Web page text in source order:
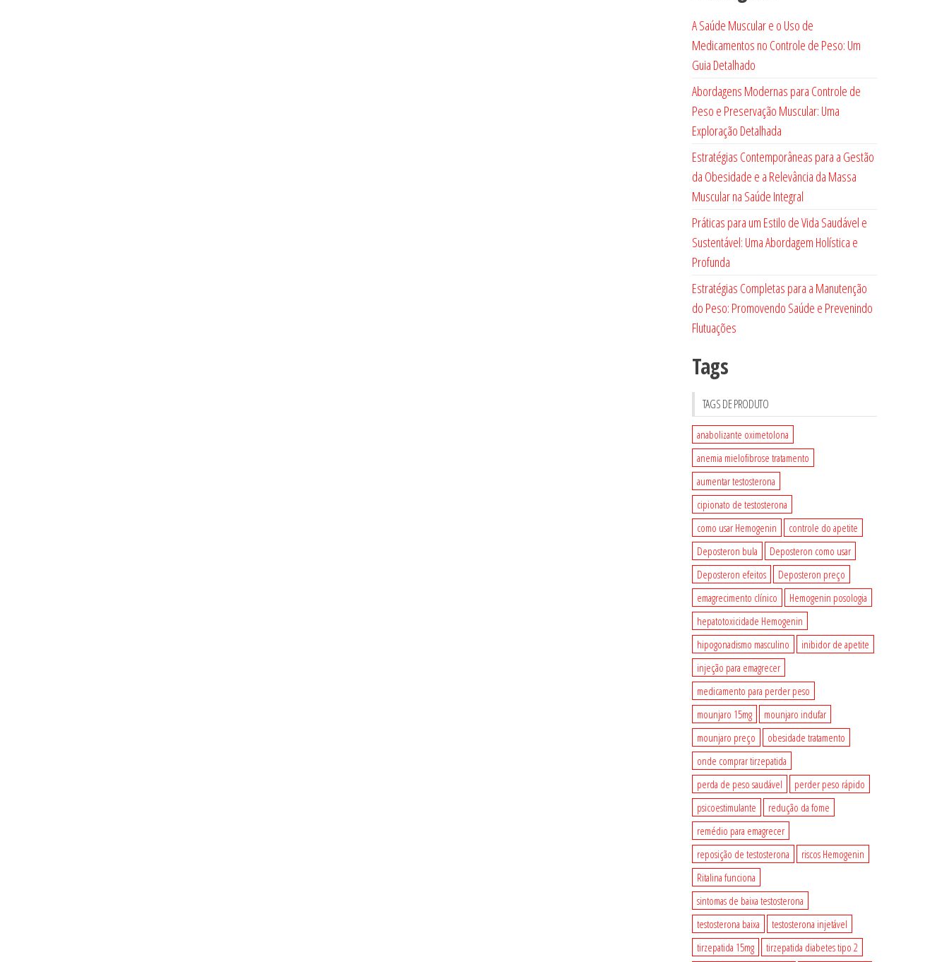
A Saúde Muscular e o Uso de
Medicamentos no Controle de Peso: Um
Guia Detalhado
Abordagens Modernas para Controle de
Peso e Preservação Muscular: Uma
Exploração Detalhada
Estratégias Contemporâneas para a Gestão
da Obesidade e a Relevância da Massa
Muscular na Saúde Integral
Práticas para um Estilo de Vida Saudável e
Sustentável: Uma Abordagem Holística e
Profunda
Estratégias Completas para a Manutenção
do Peso: Promovendo Saúde e Prevenindo
Flutuações
Tags
TAGS DE PRODUTO
anabolizante oximetolona
anemia mielofibrose tratamento
aumentar testosterona
cipionato de testosterona
como usar Hemogenin
controle do apetite
Deposteron bula
Deposteron como usar
Deposteron efeitos
Deposteron preço
emagrecimento clínico
Hemogenin posologia
hepatotoxicidade Hemogenin
hipogonadismo masculino
inibidor de apetite
injeção para emagrecer
medicamento para perder peso
mounjaro 15mg
mounjaro indufar
mounjaro preço
obesidade tratamento
onde comprar tirzepatida
perda de peso saudável
perder peso rápido
psicoestimulante
redução da fome
remédio para emagrecer
reposição de testosterona
riscos Hemogenin
Ritalina funciona
sintomas de baixa testosterona
testosterona baixa
testosterona injetável
tirzepatida 15mg
tirzepatida diabetes tipo 2